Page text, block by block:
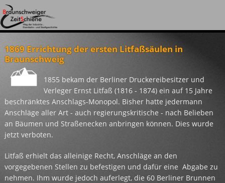
Das Freiluftmuseum am westlichen Ringgleis. Projektidee,
aktuelle Ereignisse und Termine
Das Projekt und seine Umsetzung.
Begeben Sie sich mit uns auf eine Reise durch die Zeit in
Braunschweig von 1838 bis heute.
Fotogalerie: Relikte entlang des Zeitschiene-Gleises
Themenkarten
1869 Errichtung der ersten Litfaßsäulen in
Braunschweig
1855 bekam der Berliner Druckereibesitzer und
Verleger Ernst Litfaß (1816 - 1874) ein auf 15 Jahre
beschränktes Anschlags-Monopol. Bisher hatte jedermann
Anschläge aller Art - auch regierungskritische - nach Belieben
an Bäumen und Straßenecken anbringen können. Dies wurde
jetzt verboten.
Litfaß erhielt das alleinige Recht, Anschläge an den
vorgegebenen Stellen zu befestigen und dafür eine Abgabe zu
nehmen. Ihm wurde jedoch auferlegt, die 60 Berliner Brunnen